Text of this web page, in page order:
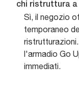
chi ristruttura a
Sì, il negozio
temporaneo
l'armadio Go
immediati.